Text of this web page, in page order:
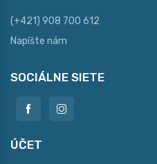
(+421) 908 700 612
Napíšte nám
SOCIÁLNE SIETE
ÚČET